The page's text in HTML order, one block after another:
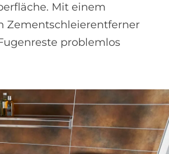
Mit einem
Zementschleierentferner
problemlos